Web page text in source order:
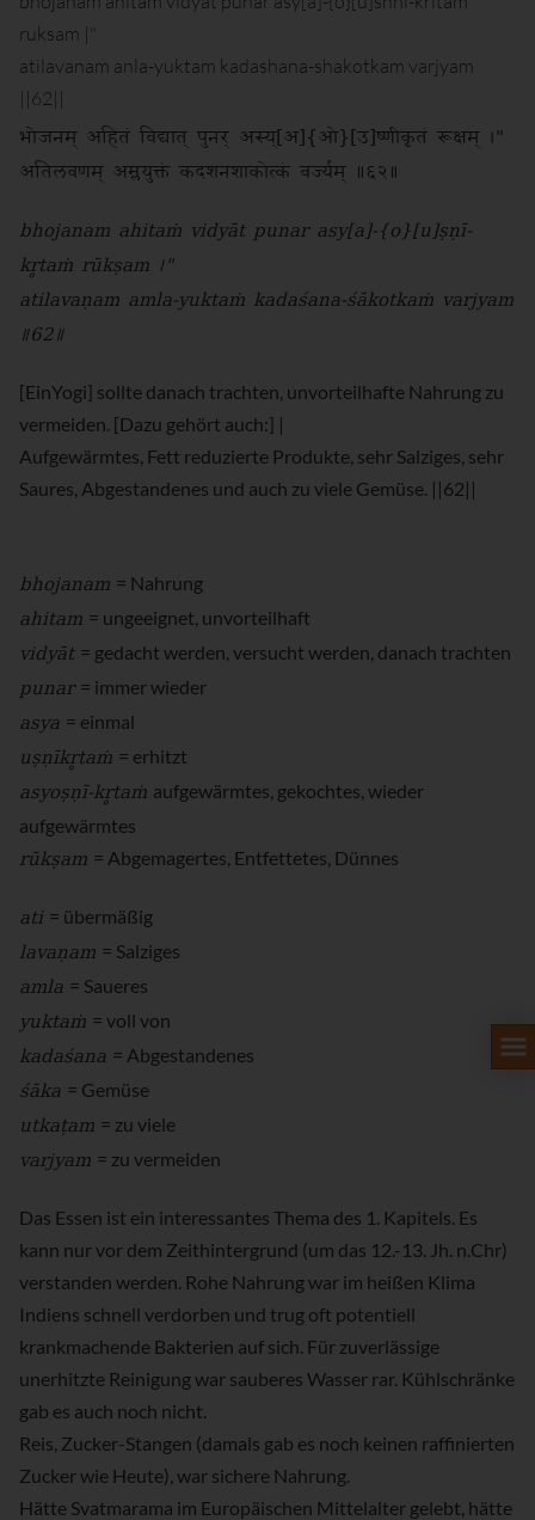
ruksam |"
atilavanam anla-yuktam kadashana-shakotkam varjyam
||62||
भोजनम् अहितं विद्यात् पुनर् अस्य्[अ]{ओ}[उ]ष्णीकृतं रूक्षम् ।"
अतिलवणम् अम्लयुक्तं कदशनशाकोत्कं वर्ज्यम् ॥६२॥
bhojanam ahitaṁ vidyāt punar asy[a]-{o}[u]ṣṇī-
kr̥taṁ rūkṣam ।"
atilavaṇam amla-yuktaṁ kadaśana-śākotkaṁ varjyam
॥62॥
[EinYogi] sollte danach trachten, unvorteilhafte Nahrung zu
vermeiden. [Dazu gehört auch:] |
Aufgewärmtes, Fett reduzierte Produkte, sehr Salziges, sehr
Saures, Abgestandenes und auch zu viele Gemüse. ||62||
bhojanam = Nahrung
ahitam = ungeeignet, unvorteilhaft
vidyāt = gedacht werden, versucht werden, danach trachten
punar = immer wieder
asya = einmal
uṣṇīkr̥taṁ = erhitzt
asyoṣṇī-kr̥taṁ aufgewärmtes, gekochtes, wieder
aufgewärmtes
rūkṣam = Abgemagertes, Entfettetes, Dünnes
ati = übermäßig
lavaṇam = Salziges
amla = Saueres
yuktaṁ = voll von
kadaśana = Abgestandenes
śāka = Gemüse
utkaṭam = zu viele
varjyam = zu vermeiden
Das Essen ist ein interessantes Thema des 1. Kapitels. Es
kann nur vor dem Zeithintergrund (um das 12.-13. Jh. n.Chr)
verstanden werden. Rohe Nahrung war im heißen Klima
Indiens schnell verdorben und trug oft potentiell
krankmachende Bakterien auf sich. Für zuverlässige
unerhitzte Reinigung war sauberes Wasser rar. Kühlschränke
gab es auch noch nicht.
Reis, Zucker-Stangen (damals gab es noch keinen raffinierten
Zucker wie Heute), war sichere Nahrung.
Hätte Svatmarama im Europäischen Mittelalter gelebt, hätte